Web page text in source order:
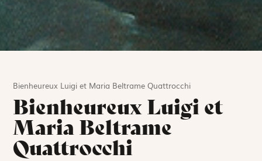
Bienheureux Luigi et Maria Beltrame Quattrocchi
Bienheureux Luigi et
Maria Beltrame
Quattrocchi